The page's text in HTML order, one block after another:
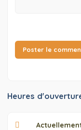
Poster le
Heures